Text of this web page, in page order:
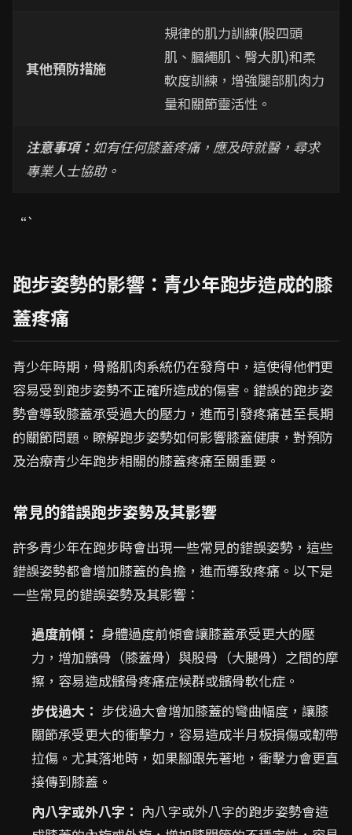
其他預防措施
規律的肌力訓練(股四頭
肌、膕繩肌、臀大肌)和柔
軟度訓練，增強腿部肌肉力
量和關節靈活性。
注意事項： 如有任何膝蓋疼痛，應及時就醫，尋求
專業人士協助。
“`
跑步姿勢的影響：青少年跑步造成的膝
蓋疼痛
青少年時期，骨骼肌肉系統仍在發育中，這使得他們更
容易受到跑步姿勢不正確所造成的傷害。錯誤的跑步姿
勢會導致膝蓋承受過大的壓力，進而引發疼痛甚至長期
的關節問題。瞭解跑步姿勢如何影響膝蓋健康，對預防
及治療青少年跑步相關的膝蓋疼痛至關重要。
常見的錯誤跑步姿勢及其影響
許多青少年在跑步時會出現一些常見的錯誤姿勢，這些
錯誤姿勢都會增加膝蓋的負擔，進而導致疼痛。以下是
一些常見的錯誤姿勢及其影響：
過度前傾： 身體過度前傾會讓膝蓋承受更大的壓
力，增加髕骨（膝蓋骨）與股骨（大腿骨）之間的摩
擦，容易造成髕骨疼痛症候群或髕骨軟化症。
步伐過大： 步伐過大會增加膝蓋的彎曲幅度，讓膝
關節承受更大的衝擊力，容易造成半月板損傷或韌帶
拉傷。尤其落地時，如果腳跟先著地，衝擊力會更直
接傳到膝蓋。
內八字或外八字： 內八字或外八字的跑步姿勢會造